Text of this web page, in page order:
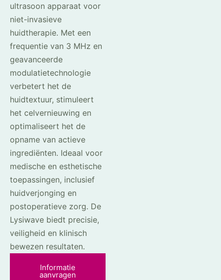
ultrasoon apparaat voor
niet-invasieve
huidtherapie. Met een
frequentie van 3 MHz en
geavanceerde
modulatietechnologie
verbetert het de
huidtextuur, stimuleert
het celvernieuwing en
optimaliseert het de
opname van actieve
ingrediënten. Ideaal voor
medische en esthetische
toepassingen, inclusief
huidverjonging en
postoperatieve zorg. De
Lysiwave biedt precisie,
veiligheid en klinisch
bewezen resultaten.
Informatie
aanvragen